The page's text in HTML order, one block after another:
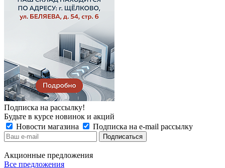
Подписка на рассылку!
Будьте в курсе новинок и акций
Новости магазина
Подписка на e-mail рассылку
Акционные предложения
Все предложения